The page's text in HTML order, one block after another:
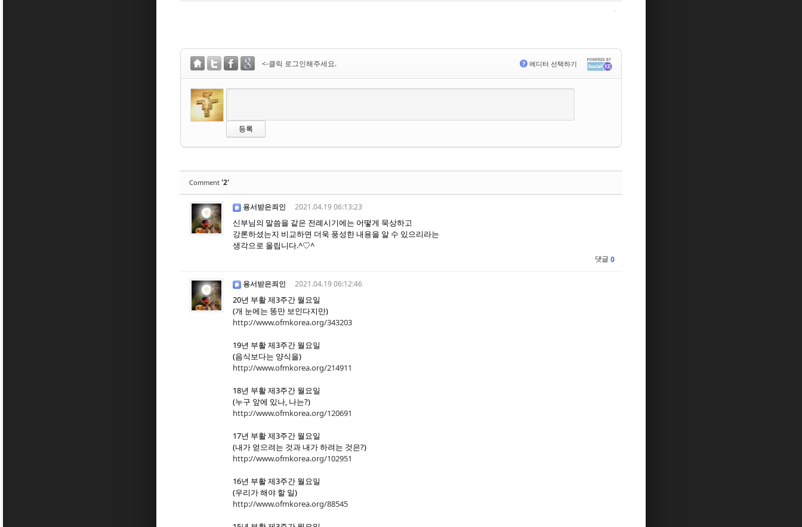
? 에디터 선택하기
<-클릭 로그인해주세요.
Comment '2'
용서받은죄인 2021.04.19 06:13:23
신부님의 말씀을 같은 전례시기에는 어떻게 묵상하고
강론하셨는지 비교하면 더욱 풍성한 내용을 알 수 있으리라는
생각으로 올립니다.^♡^
댓글 0
용서받은죄인 2021.04.19 06:12:46
20년 부활 제3주간 월요일
(개 눈에는 똥만 보인다지만)
http://www.ofmkorea.org/343203
19년 부활 제3주간 월요일
(음식보다는 양식을)
http://www.ofmkorea.org/214911
18년 부활 제3주간 월요일
(누구 앞에 있나, 나는?)
http://www.ofmkorea.org/120691
17년 부활 제3주간 월요일
(내가 얻으려는 것과 내가 하려는 것은?)
http://www.ofmkorea.org/102951
16년 부활 제3주간 월요일
(우리가 해야 할 일)
http://www.ofmkorea.org/88545